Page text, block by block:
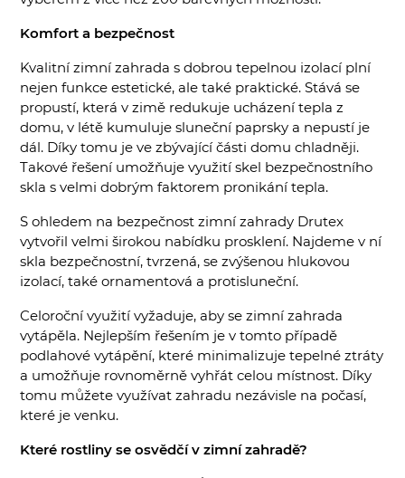
Komfort a bezpečnost
Kvalitní zimní zahrada s dobrou tepelnou izolací plní
nejen funkce estetické, ale také praktické. Stává se
propustí, která v zimě redukuje ucházení tepla z
domu, v létě kumuluje sluneční paprsky a nepustí je
dál. Díky tomu je ve zbývající části domu chladněji.
Takové řešení umožňuje využití skel bezpečnostního
skla s velmi dobrým faktorem pronikání tepla.
S ohledem na bezpečnost zimní zahrady Drutex
vytvořil velmi širokou nabídku prosklení. Najdeme v ní
skla bezpečnostní, tvrzená, se zvýšenou hlukovou
izolací, také ornamentová a protisluneční.
Celoroční využití vyžaduje, aby se zimní zahrada
vytápěla. Nejlepším řešením je v tomto případě
podlahové vytápění, které minimalizuje tepelné ztráty
a umožňuje rovnoměrně vyhřát celou místnost. Díky
tomu můžete využívat zahradu nezávisle na počasí,
které je venku.
Které rostliny se osvědčí v zimní zahradě?